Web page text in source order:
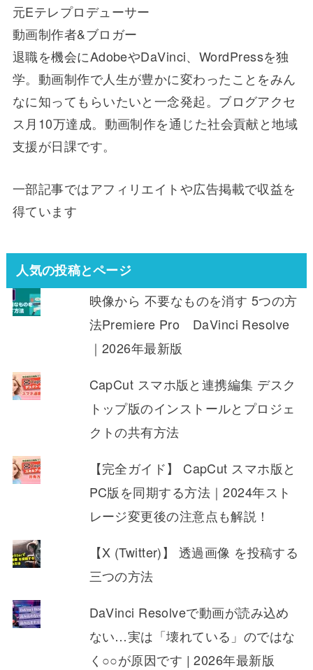
元Eテレプロデューサー
動画制作者&ブロガー
退職を機会にAdobeやDaVinci、WordPressを独
学。動画制作で人生が豊かに変わったことをみん
なに知ってもらいたいと一念発起。ブログアクセ
ス月10万達成。動画制作を通じた社会貢献と地域
支援が日課です。
一部記事ではアフィリエイトや広告掲載で収益を
得ています
人気の投稿とページ
映像から 不要なものを消す 5つの方
法Premiere Pro DaVinci Resolve
｜2026年最新版
CapCut スマホ版と連携編集 デスク
トップ版のインストールとプロジェ
クトの共有方法
【完全ガイド】 CapCut スマホ版と
PC版を同期する方法｜2024年スト
レージ変更後の注意点も解説！
【X (Twitter)】 透過画像 を投稿する
三つの方法
DaVinci Resolveで動画が読み込め
ない…実は「壊れている」のではな
く○○が原因です | 2026年最新版